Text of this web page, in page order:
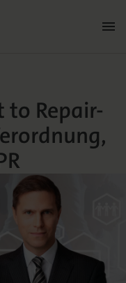
to Repair-